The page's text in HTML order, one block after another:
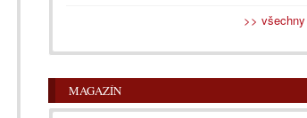
>>
MAGAZÍN